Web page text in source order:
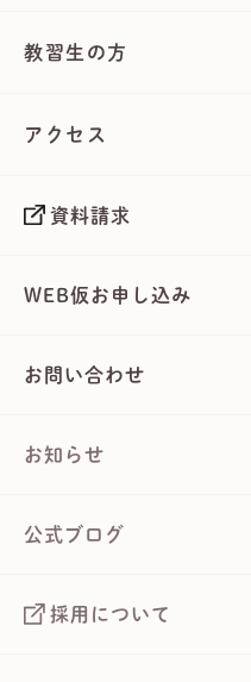
教習生の方
アクセス
資料請求
WEB仮お申し込み
お問い合わせ
お知らせ
公式ブログ
採用について